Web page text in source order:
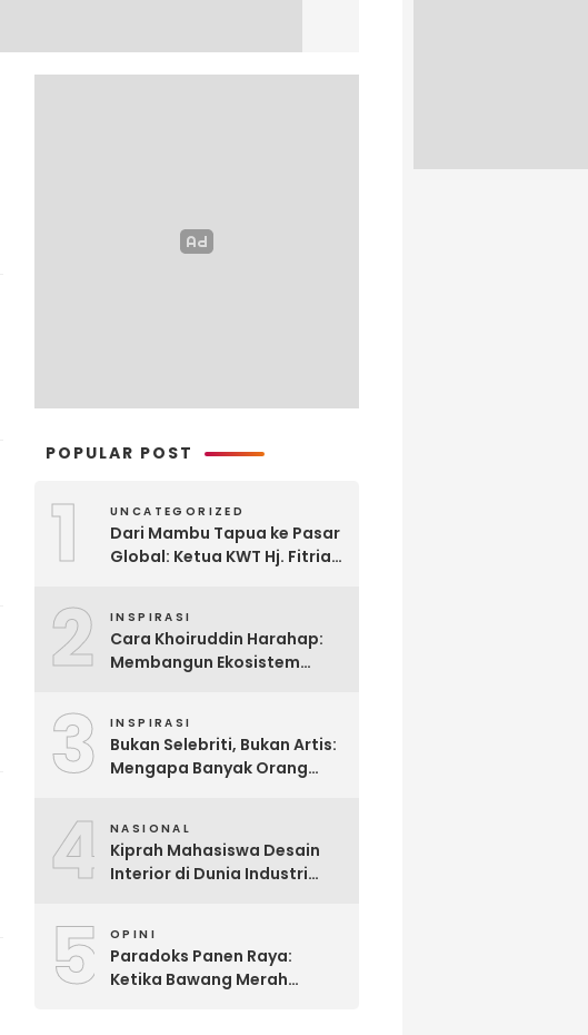
POPULAR POST
1 UNCATEGORIZED
Dari Mambu Tapua ke Pasar
Global: Ketua KWT Hj. Fitria
Negeri
2 INSPIRASI
Cara Khoiruddin Harahap:
Membangun Ekosistem
Digital
3 INSPIRASI
Bukan Selebriti, Bukan Artis:
Mengapa Banyak Orang
4 NASIONAL
Kiprah Mahasiswa Desain
Interior di Dunia Industri
5 OPINI
Paradoks Panen Raya:
Ketika Bawang Merah